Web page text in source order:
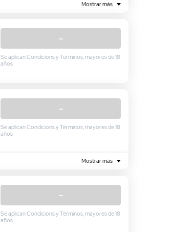
Mostrar más
–
Se aplican Condicions y Términos, mayores de 18
años
–
Se aplican Condicions y Términos, mayores de 18
años
Mostrar más
–
Se aplican Condicions y Términos, mayores de 18
años